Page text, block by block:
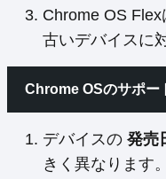
Chrome OS Flex
古いデバイスに
Chrome OSのサポー
デバイスの 発売
きく異なります。